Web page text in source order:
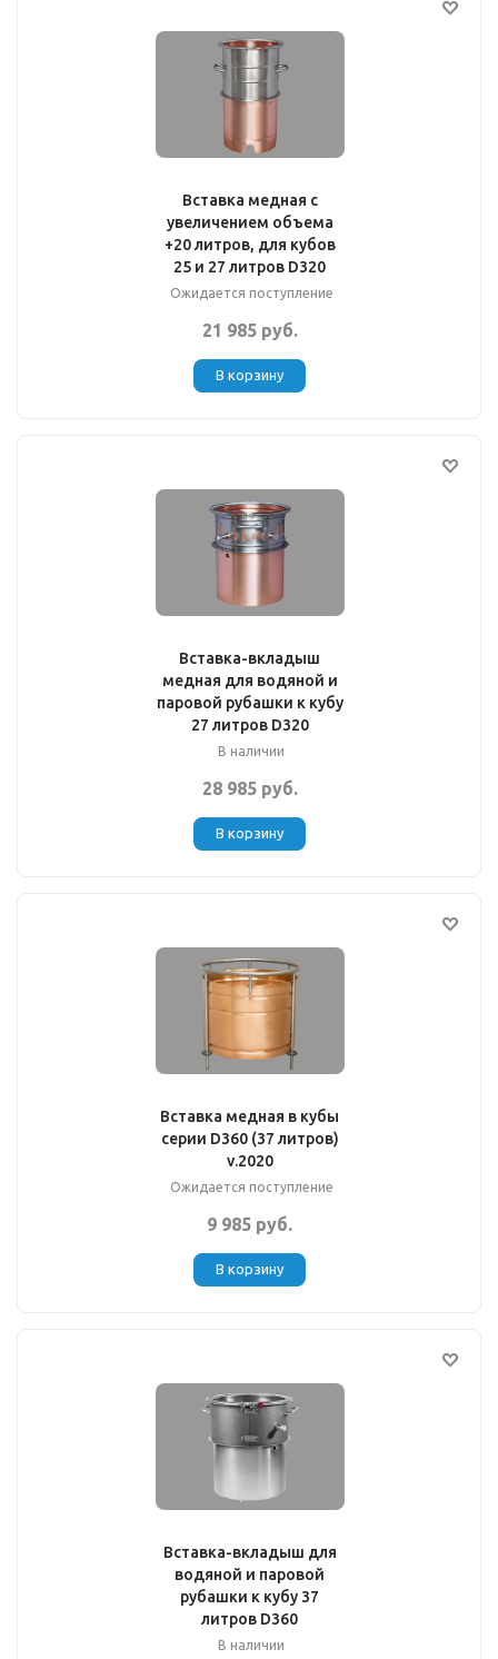
Вставка медная с
увеличением объема
+20 литров, для кубов
25 и 27 литров D320
Ожидается поступление
21 985 руб.
В корзину
Вставка-вкладыш
медная для водяной и
паровой рубашки к кубу
27 литров D320
В наличии
28 985 руб.
В корзину
Вставка медная в кубы
серии D360 (37 литров)
v.2020
Ожидается поступление
9 985 руб.
В корзину
Вставка-вкладыш для
водяной и паровой
рубашки к кубу 37
литров D360
В наличии